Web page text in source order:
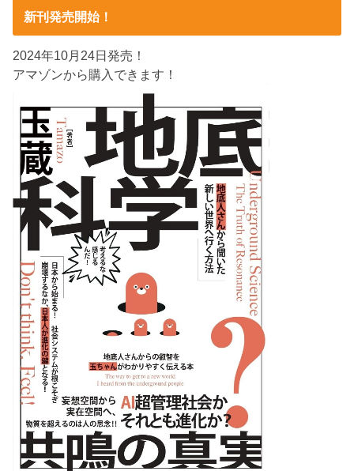
新刊発売開始！
2024年10月24日発売！
アマゾンから購入できます！